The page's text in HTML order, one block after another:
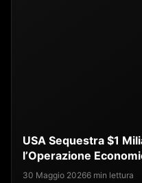
USA Sequestra $1
l’Operazione
30 Maggio 20266 min lettura